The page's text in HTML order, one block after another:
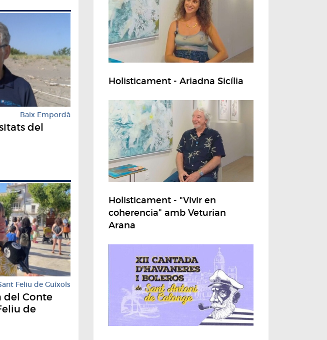
Baix Empordà
del
Feliu de Guíxols
del Conte
de
Holisticament - Ariadna Sicília
Holisticament - "Vivir en
coherencia" amb Veturian
Arana